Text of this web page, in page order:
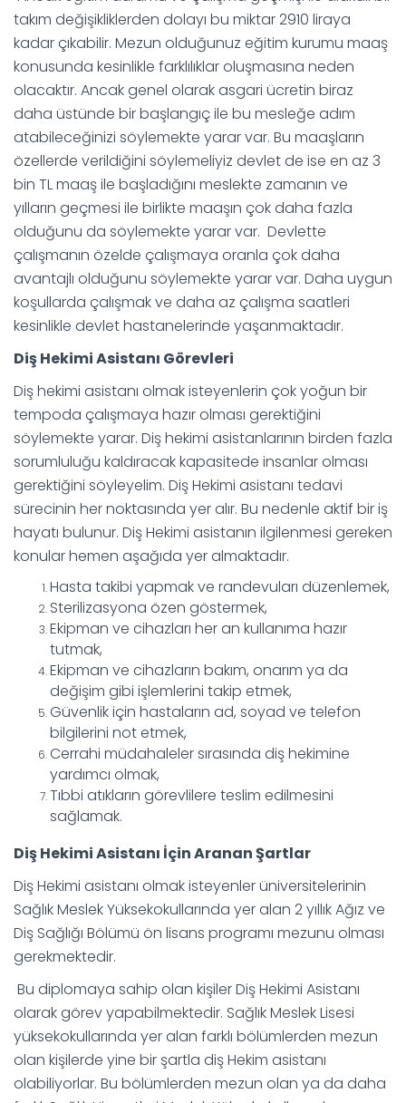
takım değişikliklerden dolayı bu miktar 2910 liraya
kadar çıkabilir. Mezun olduğunuz eğitim kurumu maaş
konusunda kesinlikle farklılıklar oluşmasına neden
olacaktır. Ancak genel olarak asgari ücretin biraz
daha üstünde bir başlangıç ile bu mesleğe adım
atabileceğinizi söylemekte yarar var. Bu maaşların
özellerde verildiğini söylemeliyiz devlet de ise en az 3
bin TL maaş ile başladığını meslekte zamanın ve
yılların geçmesi ile birlikte maaşın çok daha fazla
olduğunu da söylemekte yarar var. Devlette
çalışmanın özelde çalışmaya oranla çok daha
avantajlı olduğunu söylemekte yarar var. Daha uygun
koşullarda çalışmak ve daha az çalışma saatleri
kesinlikle devlet hastanelerinde yaşanmaktadır.
Diş Hekimi Asistanı Görevleri
Diş hekimi asistanı olmak isteyenlerin çok yoğun bir
tempoda çalışmaya hazır olması gerektiğini
söylemekte yarar. Diş hekimi asistanlarının birden fazla
sorumluluğu kaldıracak kapasitede insanlar olması
gerektiğini söyleyelim. Diş Hekimi asistanı tedavi
sürecinin her noktasında yer alır. Bu nedenle aktif bir iş
hayatı bulunur. Diş Hekimi asistanın ilgilenmesi gereken
konular hemen aşağıda yer almaktadır.
Hasta takibi yapmak ve randevuları düzenlemek,
Sterilizasyona özen göstermek,
Ekipman ve cihazları her an kullanıma hazır
tutmak,
Ekipman ve cihazların bakım, onarım ya da
değişim gibi işlemlerini takip etmek,
Güvenlik için hastaların ad, soyad ve telefon
bilgilerini not etmek,
Cerrahi müdahaleler sırasında diş hekimine
yardımcı olmak,
Tıbbi atıkların görevlilere teslim edilmesini
sağlamak.
Diş Hekimi Asistanı İçin Aranan Şartlar
Diş Hekimi asistanı olmak isteyenler üniversitelerinin
Sağlık Meslek Yüksekokullarında yer alan 2 yıllık Ağız ve
Diş Sağlığı Bölümü ön lisans programı mezunu olması
gerekmektedir.
Bu diplomaya sahip olan kişiler Diş Hekimi Asistanı
olarak görev yapabilmektedir. Sağlık Meslek Lisesi
yüksekokullarında yer alan farklı bölümlerden mezun
olan kişilerde yine bir şartla diş Hekim asistanı
olabiliyorlar. Bu bölümlerden mezun olan ya da daha